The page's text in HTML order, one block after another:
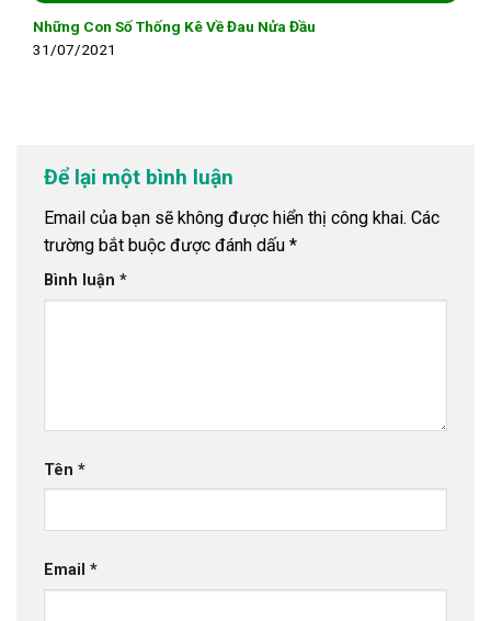
Những Con Số Thống Kê Về Đau Nửa Đầu
31/07/2021
Để lại một bình luận
Email của bạn sẽ không được hiển thị công khai. Các
trường bắt buộc được đánh dấu *
Bình luận *
Tên *
Email *